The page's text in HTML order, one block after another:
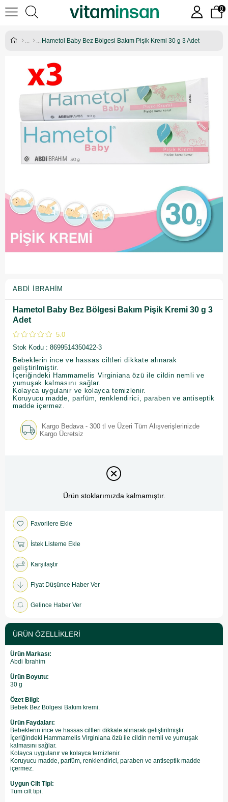
0
Hametol Baby Bez Bölgesi Bakım Pişik Kremi 30 g 3 Adet
ABDI İBRAHIM
Hametol Baby Bez Bölgesi Bakım Pişik Kremi 30 g 3
Adet
5.0
Stok Kodu
8699514350422-3
Bebeklerin ince ve hassas ciltleri dikkate alınarak
geliştirilmiştir.
İçeriğindeki Hammamelis Virginiana özü ile cildin nemli ve
yumuşak kalmasını sağlar.
Kolayca uygulanır ve kolayca temizlenir.
Koruyucu madde, parfüm, renklendirici, paraben ve antiseptik
madde içermez.
Kargo Bedava - 300 tl ve Üzeri Tüm Alışverişlerinizde
Kargo Ücretsiz
Ürün stoklarımızda kalmamıştır.
Favorilere Ekle
İstek Listeme Ekle
Karşılaştır
Fiyat Düşünce Haber Ver
Gelince Haber Ver
ÜRÜN ÖZELLIKLERI
Ürün Markası:
Abdi İbrahim
Ürün Boyutu:
30 g
Özet Bilgi:
Bebek Bez Bölgesi Bakım kremi.
Ürün Faydaları:
Bebeklerin ince ve hassas ciltleri dikkate alınarak geliştirilmiştir.
İçeriğindeki Hammamelis Virginiana özü ile cildin nemli ve yumuşak
kalmasını sağlar.
Kolayca uygulanır ve kolayca temizlenir.
Koruyucu madde, parfüm, renklendirici, paraben ve antiseptik madde
içermez.
Uygun Cilt Tipi:
Tüm cilt tipi.